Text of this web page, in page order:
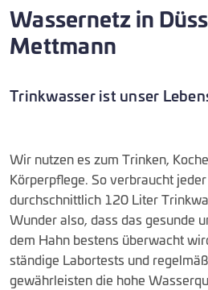
Wassernetz in
Mettmann
Trinkwasser ist unser
Wir nutzen es zum Trinken,
Körperpflege. So verbraucht
durchschnittlich 120 Liter
Wunder also, dass das gesunde
dem Hahn bestens überwacht
ständige Labortests und
gewährleisten die hohe